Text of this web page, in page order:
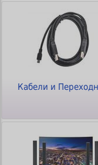
Кабели и